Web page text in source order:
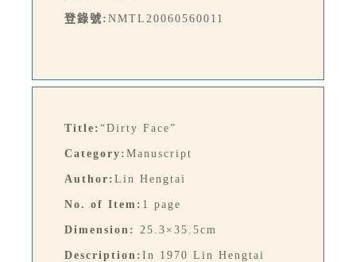
登錄號: NMTL20060560011
Title: “Dirty Face”
Category: Manuscript
Author: Lin Hengtai
No. of Item: 1 page
Dimension: 25.3×35.5cm
Description: In 1970 Lin Hengtai